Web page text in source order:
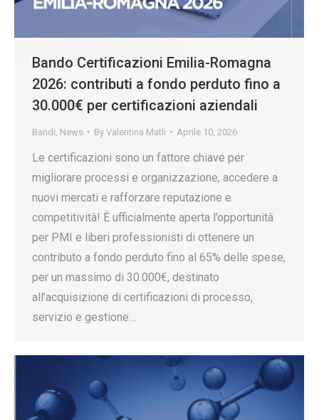
Bando Certificazioni Emilia-Romagna
2026: contributi a fondo perduto fino a
30.000€ per certificazioni aziendali
Bandi News By Valentina Matli Aprile 10, 2026
Le certificazioni sono un fattore chiave per
migliorare processi e organizzazione, accedere a
nuovi mercati e rafforzare reputazione e
competitività! È ufficialmente aperta l’opportunità
per PMI e liberi professionisti di ottenere un
contributo a fondo perduto fino al 65% delle spese,
per un massimo di 30.000€, destinato
all’acquisizione di certificazioni di processo,
servizio e gestione…